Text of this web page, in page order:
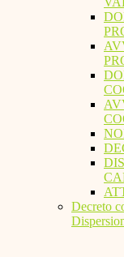
Decreto